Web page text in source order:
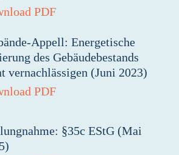
PDF
Appell: Energetische
des Gebäudebestands
vernachlässigen (Juni 2023)
PDF
§35c EStG (Mai